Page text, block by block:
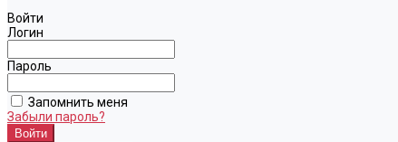
Войти
Логин
Пароль
Запомнить меня
Забыли пароль?